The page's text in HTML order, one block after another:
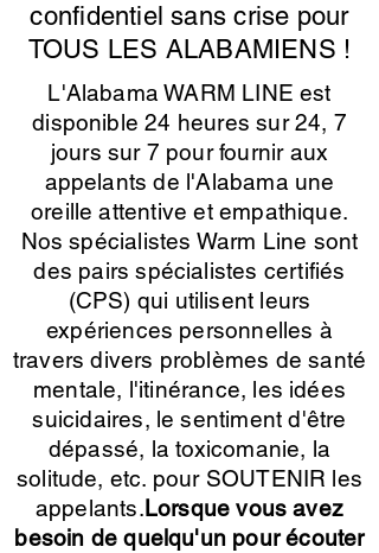
confidentiel sans crise pour
TOUS LES ALABAMIENS !
L'Alabama WARM LINE est
disponible 24 heures sur 24, 7
jours sur 7 pour fournir aux
appelants de l'Alabama une
oreille attentive et empathique.
Nos spécialistes Warm Line sont
des pairs spécialistes certifiés
(CPS) qui utilisent leurs
expériences personnelles à
travers divers problèmes de santé
mentale, l'itinérance, les idées
suicidaires, le sentiment d'être
dépassé, la toxicomanie, la
solitude, etc. pour SOUTENIR les
appelants.Lorsque vous avez
besoin de quelqu'un pour écouter